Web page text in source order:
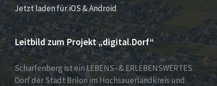
Jetzt laden für iOS & Android
Leitbild zum Projekt „digital.Dorf“
Scharfenberg ist ein LEBENS- & ERLEBENSWERTES
Dorf der Stadt Brilon im Hochsauerlandkreis und